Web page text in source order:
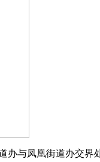
与凤凰街道办交界